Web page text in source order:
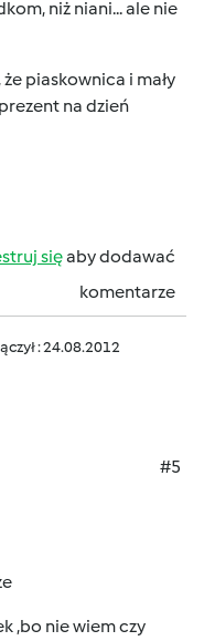
niż niani... ale nie
piaskownica i mały
na dzień
sięaby dodawać
komentarze
: 24.08.2012
#5
,bo nie wiem czy